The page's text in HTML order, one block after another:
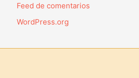
Feed de comentarios
WordPress.org